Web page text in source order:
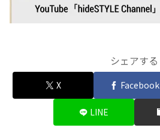
シェアする
X Facebook
LINE